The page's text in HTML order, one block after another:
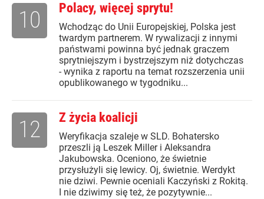
Polacy, więcej sprytu!
Wchodząc do Unii Europejskiej, Polska jest
twardym partnerem. W rywalizacji z innymi
państwami powinna być jednak graczem
sprytniejszym i bystrzejszym niż dotychczas
- wynika z raportu na temat rozszerzenia unii
opublikowanego w tygodniku...
10
Z życia koalicji
Weryfikacja szaleje w SLD. Bohatersko
przeszli ją Leszek Miller i Aleksandra
Jakubowska. Oceniono, że świetnie
przysłużyli się lewicy. Oj, świetnie. Werdykt
nie dziwi. Pewnie oceniali Kaczyński z Rokitą.
I nie dziwimy się też, że pozytywnie...
12